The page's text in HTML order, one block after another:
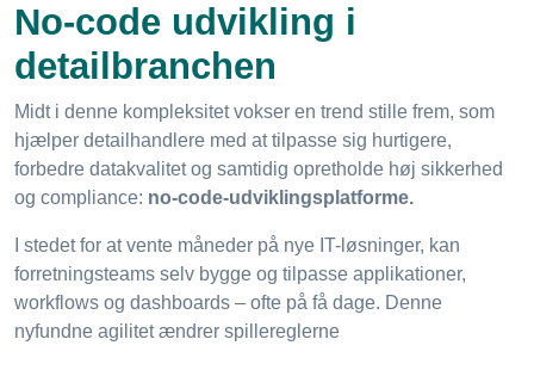
No-code udvikling i
detailbranchen
Midt i denne kompleksitet vokser en trend stille frem, som
hjælper detailhandlere med at tilpasse sig hurtigere,
forbedre datakvalitet og samtidig opretholde høj sikkerhed
og compliance: no-code-udviklingsplatforme.
I stedet for at vente måneder på nye IT-løsninger, kan
forretningsteams selv bygge og tilpasse applikationer,
workflows og dashboards – ofte på få dage. Denne
nyfundne agilitet ændrer spillereglerne